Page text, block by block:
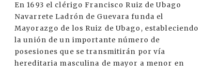
En 1693 el clérigo Francisco Ruiz de Ubago
Navarrete Ladrón de Guevara funda el
Mayorazgo de los Ruiz de Ubago, estableciendo
la unión de un importante número de
posesiones que se transmitirán por vía
hereditaria masculina de mayor a menor en